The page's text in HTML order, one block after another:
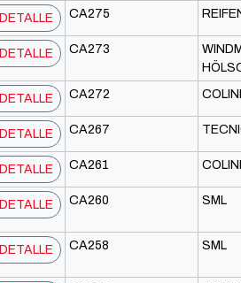
DETALLE CA275
DETALLE CA273
DETALLE CA272
DETALLE CA267
DETALLE CA261
DETALLE CA260 SML
DETALLE CA258 SML